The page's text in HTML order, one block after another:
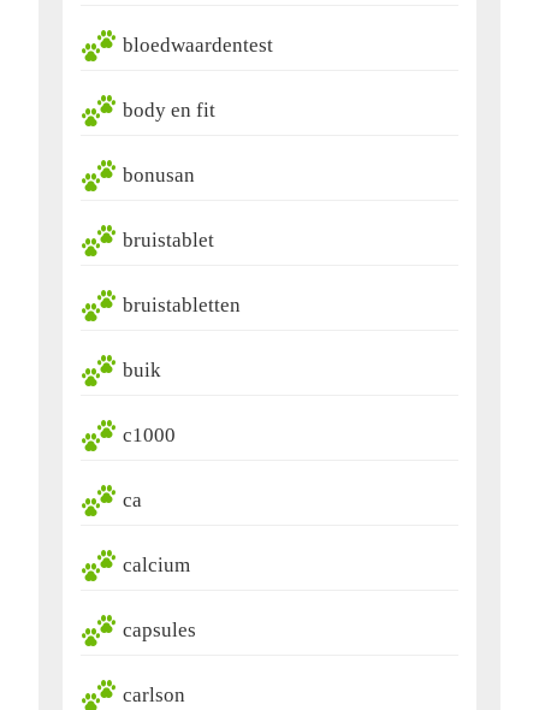
bloedwaardentest
body en fit
bonusan
bruistablet
bruistabletten
buik
c1000
ca
calcium
capsules
carlson